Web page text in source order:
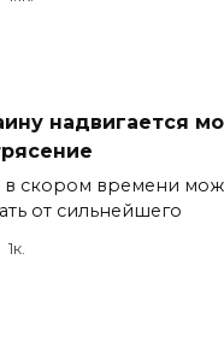
надвигается
в скором времени
от сильнейшего
1к.